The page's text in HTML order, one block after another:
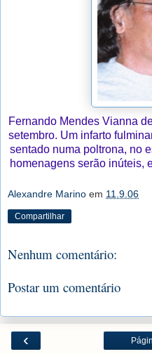
Fernando Mendes Vianna
setembro. Um infarto
sentado numa poltrona, no
homenagens serão inúteis,
Alexandre Marino em 11.9.06
Compartilhar
Nenhum comentário:
Postar um comentário
‹